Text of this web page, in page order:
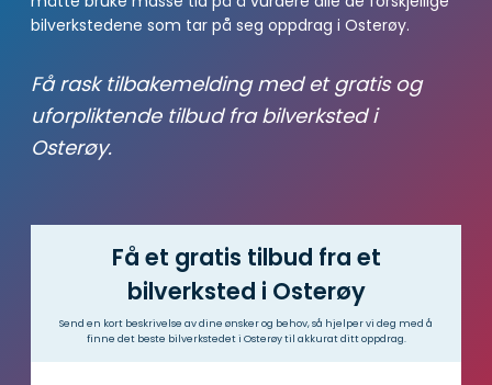
bilverkstedene som tar på seg oppdrag i Osterøy.
Få rask tilbakemelding med et gratis og
uforpliktende tilbud fra bilverksted i
Osterøy.
Få et gratis tilbud fra et
bilverksted i Osterøy
Send en kort beskrivelse av dine ønsker og behov, så hjelper vi deg med å
finne det beste bilverkstedet i Osterøy til akkurat ditt oppdrag.